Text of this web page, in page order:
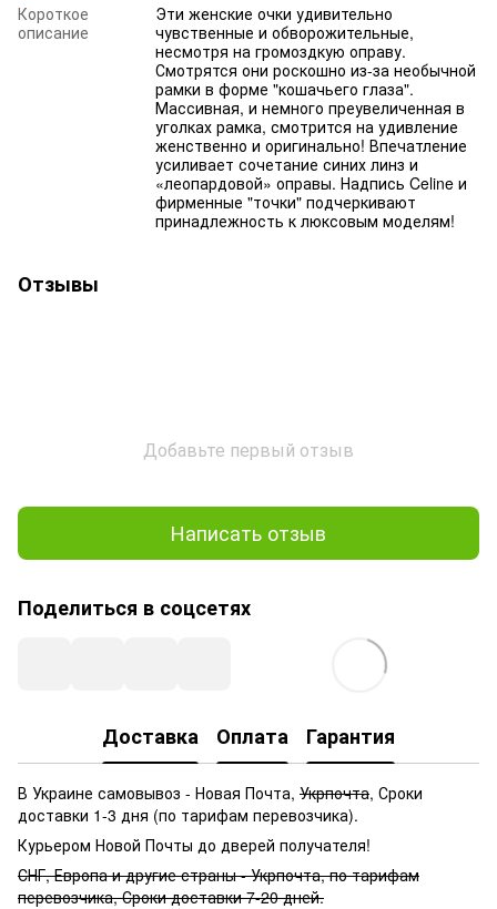
Короткое
описание
Эти женские очки удивительно
чувственные и обворожительные,
несмотря на громоздкую оправу.
Смотрятся они роскошно из-за необычной
рамки в форме "кошачьего глаза".
Массивная, и немного преувеличенная в
уголках рамка, смотрится на удивление
женственно и оригинально! Впечатление
усиливает сочетание синих линз и
«леопардовой» оправы. Надпись Celine и
фирменные "точки" подчеркивают
принадлежность к люксовым моделям!
Отзывы
Добавьте первый отзыв
Написать отзыв
Поделиться в соцсетях
Доставка Оплата Гарантия
В Украине самовывоз - Новая Почта, Укрпочта, Сроки
доставки 1-3 дня (по тарифам перевозчика).
Курьером Новой Почты до дверей получателя!
СНГ, Европа и другие страны - Укрпочта, по тарифам
перевозчика, Сроки доставки 7-20 дней.